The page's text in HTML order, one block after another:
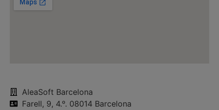
AleaSoft Barcelona
Farell, 9, 4.ᵒ. 08014 Barcelona